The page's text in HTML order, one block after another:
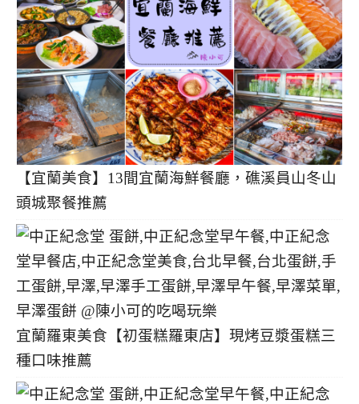
【宜蘭美食】13間宜蘭海鮮餐廳，礁溪員山冬山
頭城聚餐推薦
宜蘭羅東美食【初蛋糕羅東店】現烤豆漿蛋糕三
種口味推薦